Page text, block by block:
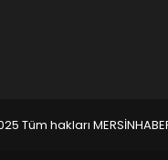
Tüm hakları